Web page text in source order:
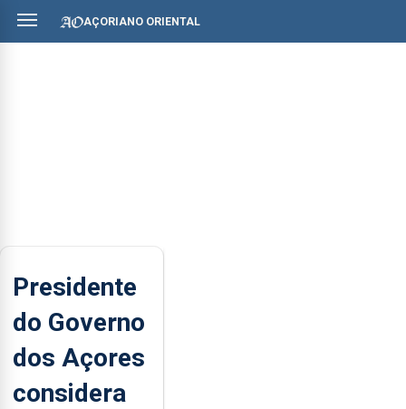
AÇORIANO ORIENTAL
Presidente
do Governo
dos Açores
considera